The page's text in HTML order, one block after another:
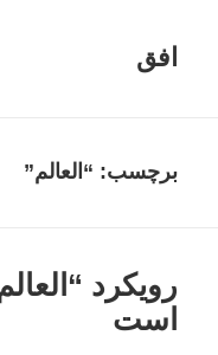
افق
برچسب: “العالم”
رویکرد
است